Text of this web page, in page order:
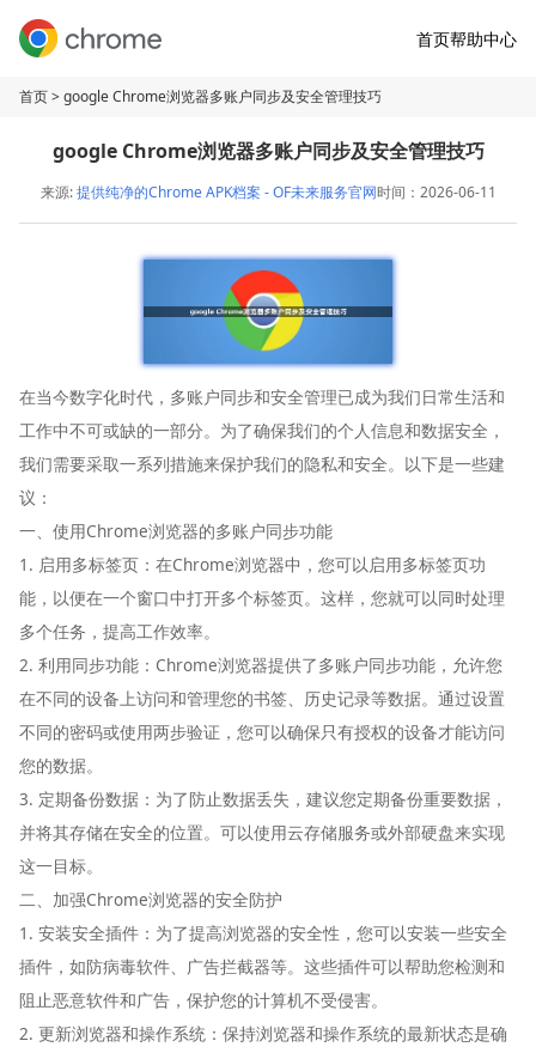
首页帮助中心
首页> google Chrome浏览器多账户同步及安全管理技巧
google Chrome浏览器多账户同步及安全管理技巧
来源:提供纯净的Chrome APK档案 - OF未来服务官网时间：2026-06-11
在当今数字化时代，多账户同步和安全管理已成为我们日常生活和
工作中不可或缺的一部分。为了确保我们的个人信息和数据安全，
我们需要采取一系列措施来保护我们的隐私和安全。以下是一些建
议：
一、使用Chrome浏览器的多账户同步功能
1. 启用多标签页：在Chrome浏览器中，您可以启用多标签页功
能，以便在一个窗口中打开多个标签页。这样，您就可以同时处理
多个任务，提高工作效率。
2. 利用同步功能：Chrome浏览器提供了多账户同步功能，允许您
在不同的设备上访问和管理您的书签、历史记录等数据。通过设置
不同的密码或使用两步验证，您可以确保只有授权的设备才能访问
您的数据。
3. 定期备份数据：为了防止数据丢失，建议您定期备份重要数据，
并将其存储在安全的位置。可以使用云存储服务或外部硬盘来实现
这一目标。
二、加强Chrome浏览器的安全防护
1. 安装安全插件：为了提高浏览器的安全性，您可以安装一些安全
插件，如防病毒软件、广告拦截器等。这些插件可以帮助您检测和
阻止恶意软件和广告，保护您的计算机不受侵害。
2. 更新浏览器和操作系统：保持浏览器和操作系统的最新状态是确